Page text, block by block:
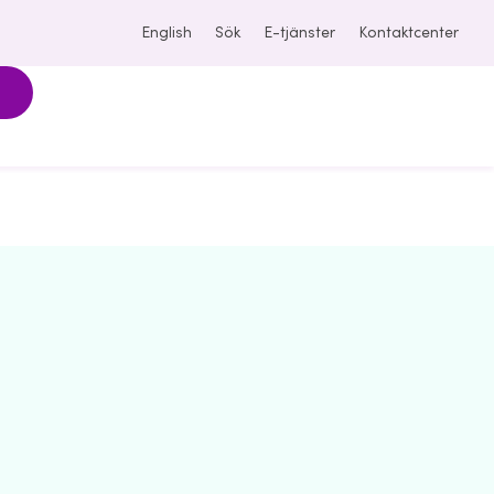
English Sök E-tjänster Kontaktcenter